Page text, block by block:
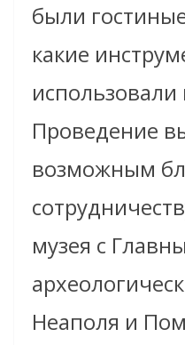
были
какие
Проведение
возможным
музея с
Неаполя и